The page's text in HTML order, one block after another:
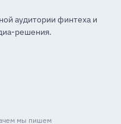
аудитории финтеха и
решения.
мы пишем